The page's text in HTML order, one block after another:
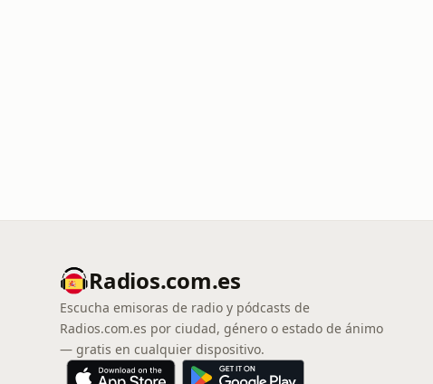
Radios.com.es
Escucha emisoras de radio y pódcasts de
Radios.com.es por ciudad, género o estado de ánimo
— gratis en cualquier dispositivo.